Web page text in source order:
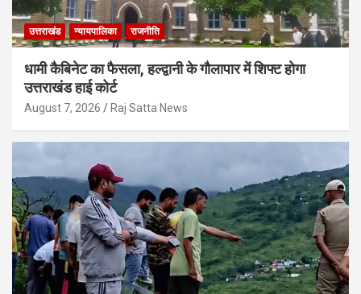
उत्तराखंड न्यायपालिका राजनीति
धामी कैबिनेट का फैसला, हल्द्वानी के गौलापार में शिफ्ट होगा
उत्तराखंड हाई कोर्ट
August 7, 2026 Raj Satta News